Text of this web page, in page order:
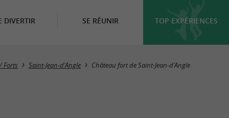
DIVERTIR SE RÉUNIR TOP EXPÉRIENCES
Forts Saint-Jean-d'Angle Château fort de Saint-Jean-d'Angle